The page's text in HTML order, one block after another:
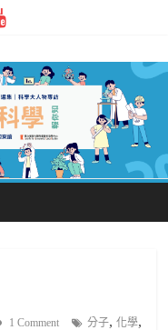
1 Comment 分子,化學,